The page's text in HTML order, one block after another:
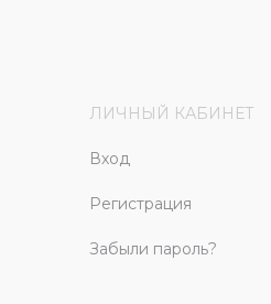
ЛИЧНЫЙ КАБИНЕТ
Вход
Регистрация
Забыли пароль?